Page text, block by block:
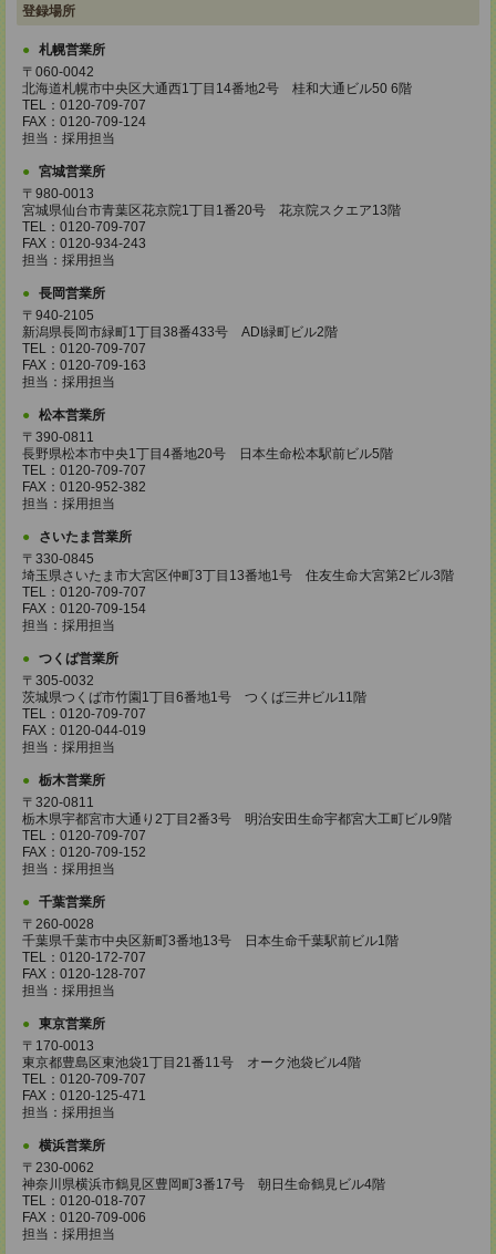
登録場所
札幌営業所
〒060-0042
北海道札幌市中央区大通西1丁目14番地2号 桂和大通ビル50 6階
TEL：0120-709-707
FAX：0120-709-124
担当：採用担当
宮城営業所
〒980-0013
宮城県仙台市青葉区花京院1丁目1番20号 花京院スクエア13階
TEL：0120-709-707
FAX：0120-934-243
担当：採用担当
長岡営業所
〒940-2105
新潟県長岡市緑町1丁目38番433号 ADI緑町ビル2階
TEL：0120-709-707
FAX：0120-709-163
担当：採用担当
松本営業所
〒390-0811
長野県松本市中央1丁目4番地20号 日本生命松本駅前ビル5階
TEL：0120-709-707
FAX：0120-952-382
担当：採用担当
さいたま営業所
〒330-0845
埼玉県さいたま市大宮区仲町3丁目13番地1号 住友生命大宮第2ビル3階
TEL：0120-709-707
FAX：0120-709-154
担当：採用担当
つくば営業所
〒305-0032
茨城県つくば市竹園1丁目6番地1号 つくば三井ビル11階
TEL：0120-709-707
FAX：0120-044-019
担当：採用担当
栃木営業所
〒320-0811
栃木県宇都宮市大通り2丁目2番3号 明治安田生命宇都宮大工町ビル9階
TEL：0120-709-707
FAX：0120-709-152
担当：採用担当
千葉営業所
〒260-0028
千葉県千葉市中央区新町3番地13号 日本生命千葉駅前ビル1階
TEL：0120-172-707
FAX：0120-128-707
担当：採用担当
東京営業所
〒170-0013
東京都豊島区東池袋1丁目21番11号 オーク池袋ビル4階
TEL：0120-709-707
FAX：0120-125-471
担当：採用担当
横浜営業所
〒230-0062
神奈川県横浜市鶴見区豊岡町3番17号 朝日生命鶴見ビル4階
TEL：0120-018-707
FAX：0120-709-006
担当：採用担当